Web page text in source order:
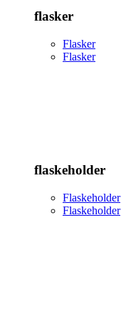
flasker
Flasker
Flasker
flaskeholder
Flaskeholder
Flaskeholder